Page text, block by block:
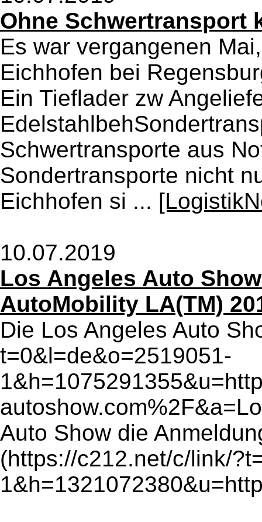
Ohne Schwertransport
Es war vergangenen
Eichhofen bei
Ein Tieflader zw
Schwertransporte aus
Sondertransporte nicht
Eichhofen si ...
10.07.2019
Los Angeles Auto
AutoMobility LA(TM)
Die Los Angeles Auto
t=0&l=de&o=2519051-
Auto Show die
(https://c212.net/c/link/